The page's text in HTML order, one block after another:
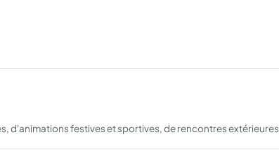
d'animations festives et sportives, de rencontres